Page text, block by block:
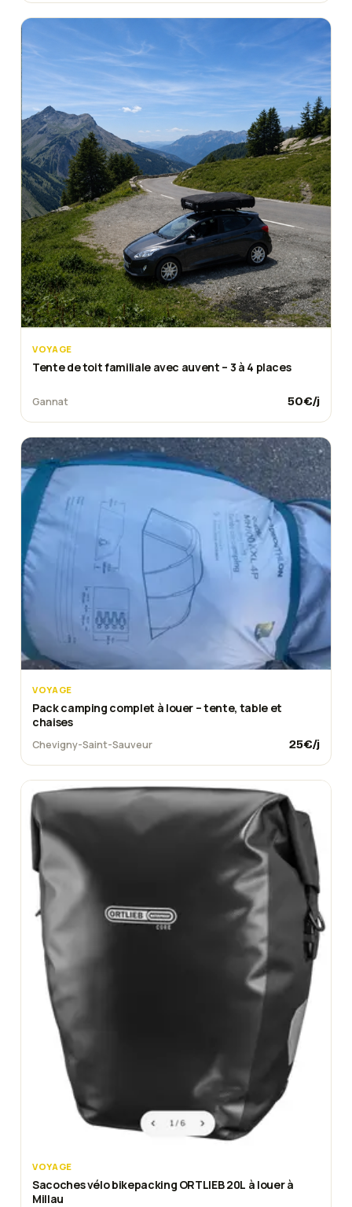
VOYAGE
Tente de toit familiale avec auvent – 3 à 4 places
Gannat 50€/j
VOYAGE
Pack camping complet à louer – tente, table et
chaises
Chevigny-Saint-Sauveur 25€/j
VOYAGE
Sacoches vélo bikepacking ORTLIEB 20L à louer à
Millau